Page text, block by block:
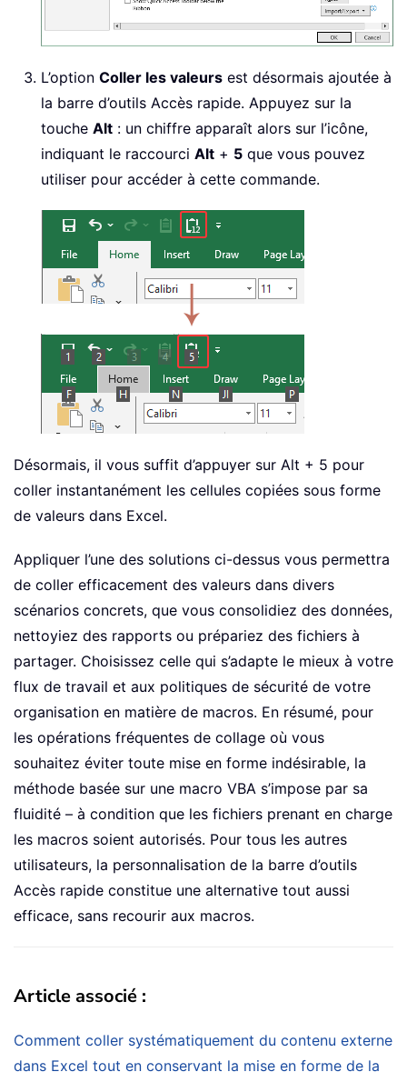
L’option Coller les valeurs est désormais ajoutée à
la barre d’outils Accès rapide. Appuyez sur la
touche Alt : un chiffre apparaît alors sur l’icône,
indiquant le raccourci Alt + 5 que vous pouvez
utiliser pour accéder à cette commande.
Désormais, il vous suffit d’appuyer sur Alt + 5 pour
coller instantanément les cellules copiées sous forme
de valeurs dans Excel.
Appliquer l’une des solutions ci-dessus vous permettra
de coller efficacement des valeurs dans divers
scénarios concrets, que vous consolidiez des données,
nettoyiez des rapports ou prépariez des fichiers à
partager. Choisissez celle qui s’adapte le mieux à votre
flux de travail et aux politiques de sécurité de votre
organisation en matière de macros. En résumé, pour
les opérations fréquentes de collage où vous
souhaitez éviter toute mise en forme indésirable, la
méthode basée sur une macro VBA s’impose par sa
fluidité – à condition que les fichiers prenant en charge
les macros soient autorisés. Pour tous les autres
utilisateurs, la personnalisation de la barre d’outils
Accès rapide constitue une alternative tout aussi
efficace, sans recourir aux macros.
Article associé :
Comment coller systématiquement du contenu externe
dans Excel tout en conservant la mise en forme de la